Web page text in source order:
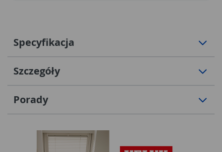
Specyfikacja
Szczegóły
Porady